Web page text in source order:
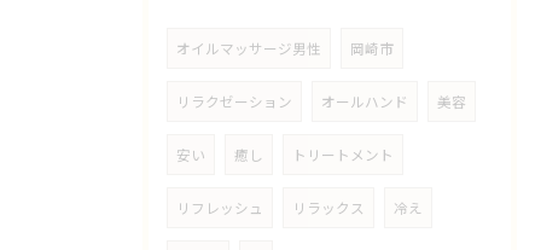
オイルマッサージ男性 岡崎市
リラクゼーション オールハンド 美容
安い 癒し トリートメント
リフレッシュ リラックス 冷え